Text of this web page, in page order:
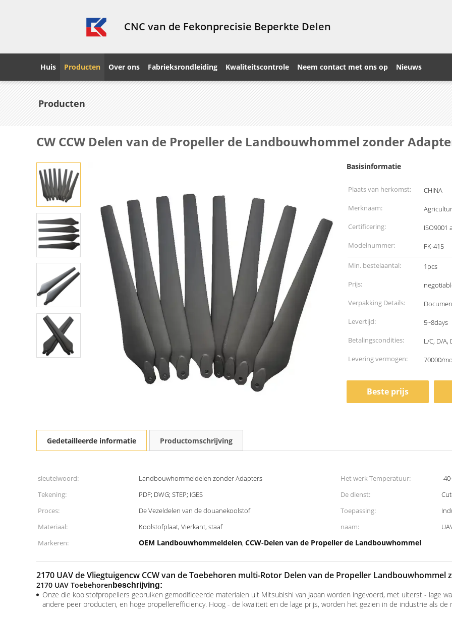
CNC van de Fekonprecisie Beperkte Delen
Huis Producten Over ons Fabrieksrondleiding Kwaliteitscontrole Neem contact met ons op Nieuws
Producten
CW CCW Delen van de Propeller de Landbouwhommel zonder
Basisinformatie
Plaats van herkomst:
CHINA
Merknaam:
Certificering:
ISO9001
Modelnummer:
FK-415
Min. bestelaantal:
1pcs
Prijs:
Verpakking Details:
Levertijd:
5~8days
Betalingscondities:
L/C, D/A,
Levering vermogen:
70000/
Beste prijs
Gedetailleerde informatie Productomschrijving
sleutelwoord: Landbouwhommeldelen zonder Adapters Het werk Temperatuur:
-
Tekening:
PDF; DWG; STEP; IGES De dienst:
Proces:
De Vezeldelen van de douanekoolstof Toepassing:
Materiaal:
Koolstofplaat, Vierkant, staaf naam:
Markeren:
OEM Landbouwhommeldelen, CCW-Delen van de Propeller de Landbouwhommel
2170 UAV de Vliegtuigencw CCW van de Toebehoren multi-Rotor Delen van de Propeller Landbouwhommel
2170 UAV Toebehoren beschrijving:
Onze die koolstofpropellers gebruiken gemodificeerde materialen uit Mitsubishi van Japan worden ingevoerd, met uiterst - lage
andere peer producten, en hoge propellerefficiency. Hoog - de kwaliteit en de lage prijs, worden het gezien in de industrie als